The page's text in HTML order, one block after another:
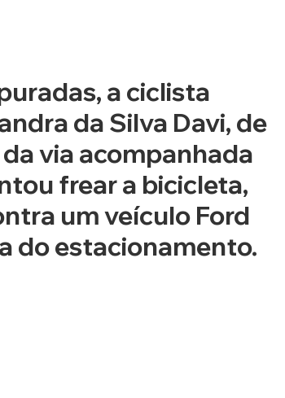
a ciclista
da Silva Davi, de
via acompanhada
frear a bicicleta,
um veículo Ford
do estacionamento.